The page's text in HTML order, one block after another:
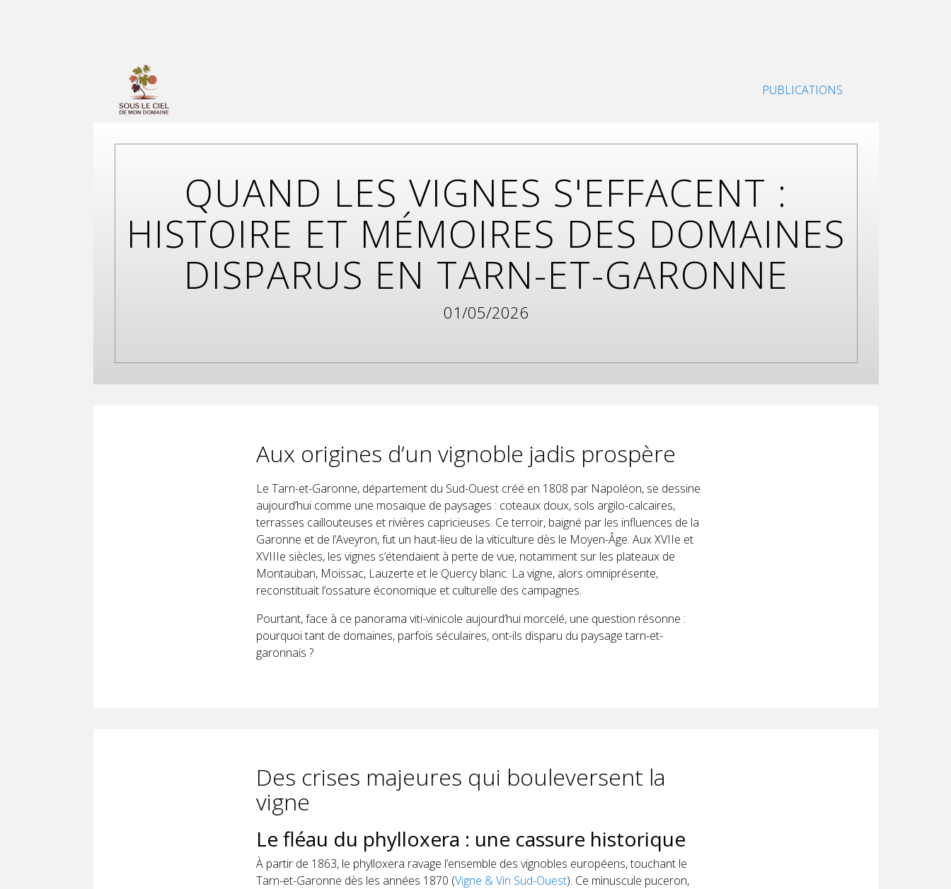
PUBLICATIONS
QUAND LES VIGNES S'EFFACENT :
HISTOIRE ET MÉMOIRES DES DOMAINES
DISPARUS EN TARN-ET-GARONNE
01/05/2026
Aux origines d’un vignoble jadis prospère
Le Tarn-et-Garonne, département du Sud-Ouest créé en 1808 par Napoléon, se dessine
aujourd’hui comme une mosaïque de paysages : coteaux doux, sols argilo-calcaires,
terrasses caillouteuses et rivières capricieuses. Ce terroir, baigné par les influences de la
Garonne et de l’Aveyron, fut un haut-lieu de la viticulture dès le Moyen-Âge. Aux XVIIe et
XVIIIe siècles, les vignes s’étendaient à perte de vue, notamment sur les plateaux de
Montauban, Moissac, Lauzerte et le Quercy blanc. La vigne, alors omniprésente,
reconstituait l’ossature économique et culturelle des campagnes.
Pourtant, face à ce panorama viti-vinicole aujourd’hui morcelé, une question résonne :
pourquoi tant de domaines, parfois séculaires, ont-ils disparu du paysage tarn-et-
garonnais ?
Des crises majeures qui bouleversent la
vigne
Le fléau du phylloxera : une cassure historique
À partir de 1863, le phylloxera ravage l’ensemble des vignobles européens, touchant le
Tarn-et-Garonne dès les années 1870 (Vigne & Vin Sud-Ouest). Ce minuscule puceron,